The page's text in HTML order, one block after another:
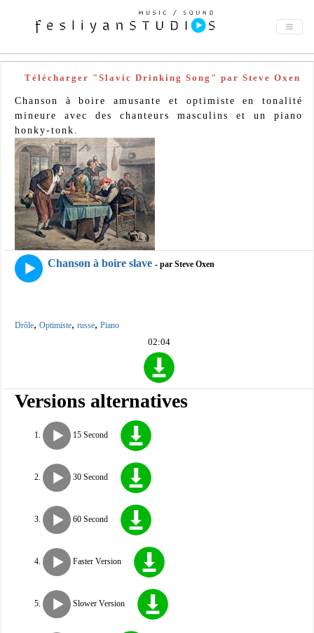
Télécharger "Slavic Drinking Song" par Steve Oxen
Chanson à boire amusante et optimiste en tonalité
mineure avec des chanteurs masculins et un piano
honky-tonk.
Chanson à boire slave - par Steve Oxen
Drôle, Optimiste, russe, Piano
02:04
Versions alternatives
15 Second
30 Second
60 Second
Faster Version
Slower Version